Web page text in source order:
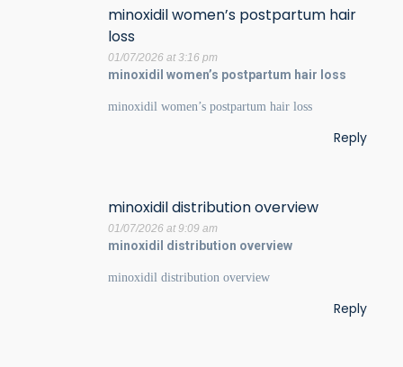
minoxidil women’s postpartum hair
loss
01/07/2026 at 3:16 pm
minoxidil women’s postpartum hair loss
minoxidil women’s postpartum hair loss
Reply
minoxidil distribution overview
01/07/2026 at 9:09 am
minoxidil distribution overview
minoxidil distribution overview
Reply